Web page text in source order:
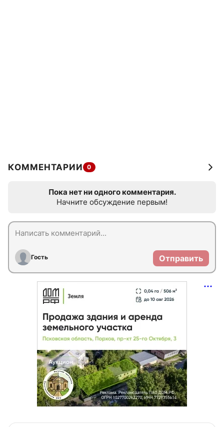
КОММЕНТАРИИ 0
Пока нет ни одного комментария.
Начните обсуждение первым!
Гость Отправить